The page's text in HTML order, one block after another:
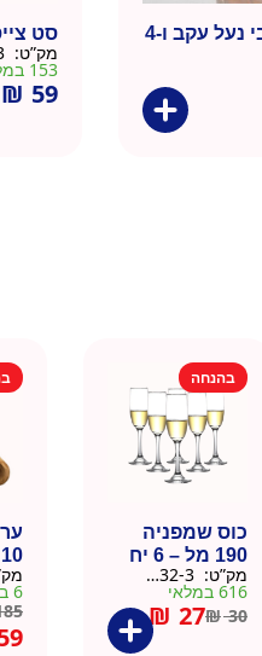
סט בקבוק וויסקי דקורטיבי נעל עקב ו-4
סט
מק”ט: 9902673
153 במלאי
₪ 59
בהנחה
כוס שמפניה
190 מל – 6 יח
מק”ט:
616 במלאי
₪30
₪ 27
עץ
6 במלאי